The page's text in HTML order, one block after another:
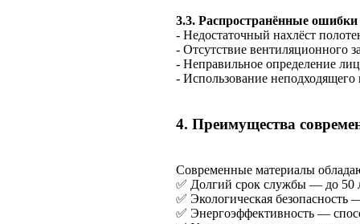
3.3. Распространённые ошибки
- Недостаточный нахлёст
- Отсутствие вентиляционного
- Неправильное определение
- Использование неподходящего
4. Преимущества
Современные материалы
✅ Долгий срок службы — до 50
✅ Экологическая
✅ Энергоэффективность —